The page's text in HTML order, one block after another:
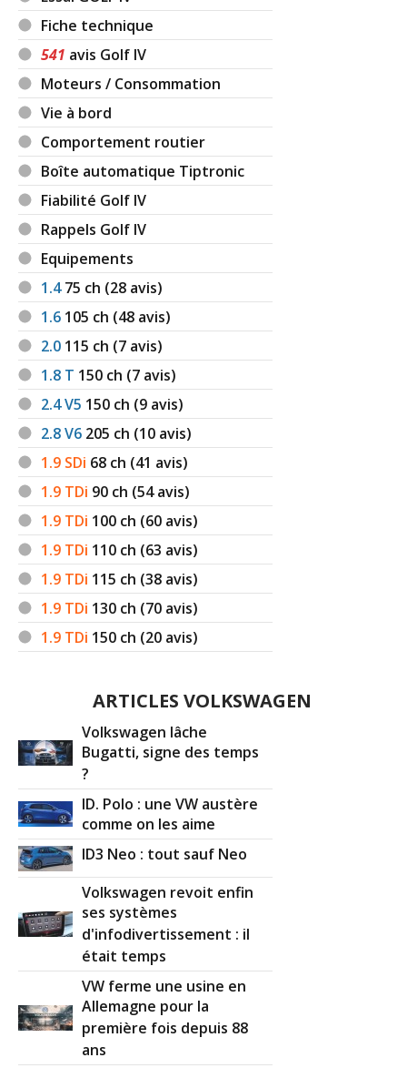
Fiche technique
541 avis Golf IV
Moteurs / Consommation
Vie à bord
Comportement routier
Boîte automatique Tiptronic
Fiabilité Golf IV
Rappels Golf IV
Equipements
1.475 ch (28 avis)
1.6 105 ch (48 avis)
2.0 115 ch (7 avis)
1.8 T 150 ch (7 avis)
2.4 V5 150 ch (9 avis)
2.8 V6 205 ch (10 avis)
1.9 SDi 68 ch (41 avis)
1.9 TDi 90 ch (54 avis)
1.9 TDi 100 ch (60 avis)
1.9 TDi 110 ch (63 avis)
1.9 TDi 115 ch (38 avis)
1.9 TDi 130 ch (70 avis)
1.9 TDi 150 ch (20 avis)
ARTICLES VOLKSWAGEN
Volkswagen lâche
Bugatti, signe des temps
?
ID. Polo : une VW austère
comme on les aime
ID3 Neo : tout sauf Neo
Volkswagen revoit enfin
ses systèmes
d'infodivertissement : il
était temps
VW ferme une usine en
Allemagne pour la
première fois depuis 88
ans